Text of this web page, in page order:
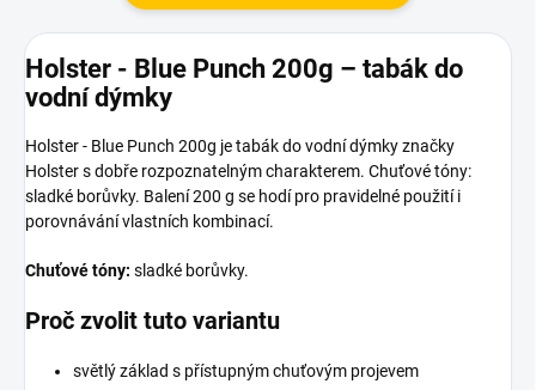
Holster - Blue Punch 200g – tabák do
vodní dýmky
Holster - Blue Punch 200g je tabák do vodní dýmky značky
Holster s dobře rozpoznatelným charakterem. Chuťové tóny:
sladké borůvky. Balení 200 g se hodí pro pravidelné použití i
porovnávání vlastních kombinací.
Chuťové tóny: sladké borůvky.
Proč zvolit tuto variantu
světlý základ s přístupným chuťovým projevem